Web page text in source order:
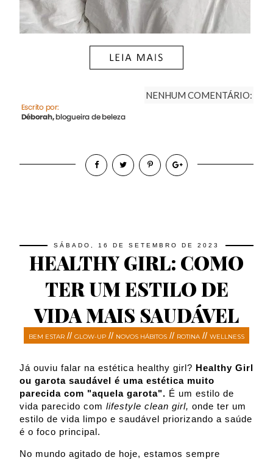
NENHUM COMENTÁRIO:
SÁBADO, 16 DE SETEMBRO DE 2023
HEALTHY GIRL: COMO
TER UM ESTILO DE
VIDA MAIS SAUDÁVEL
BEM ESTAR // GLOW-UP // NOVOS HÁBITOS // ROTINA // WELLNESS
Já ouviu falar na estética healthy girl? Healthy Girl
ou garota saudável é uma estética muito
parecida com "aquela garota". É um estilo de
vida parecido com lifestyle clean girl, onde ter um
estilo de vida limpo e saudável priorizando a saúde
é o foco principal.
No mundo agitado de hoje, estamos sempre